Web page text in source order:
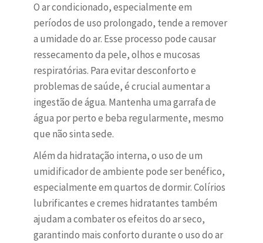
O ar condicionado, especialmente em
períodos de uso prolongado, tende a remover
a umidade do ar. Esse processo pode causar
ressecamento da pele, olhos e mucosas
respiratórias. Para evitar desconforto e
problemas de saúde, é crucial aumentar a
ingestão de água. Mantenha uma garrafa de
água por perto e beba regularmente, mesmo
que não sinta sede.
Além da hidratação interna, o uso de um
umidificador de ambiente pode ser benéfico,
especialmente em quartos de dormir. Colírios
lubrificantes e cremes hidratantes também
ajudam a combater os efeitos do ar seco,
garantindo mais conforto durante o uso do ar